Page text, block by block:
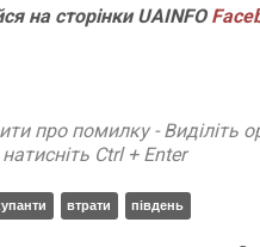
на сторінки UAINFO
про помилку - Виділіть
Ctrl + Enter
втрати південь